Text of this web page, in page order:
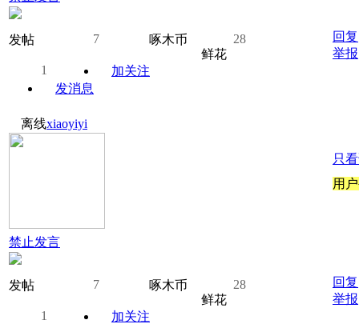
发帖 7 啄木币
28
鲜花
1
加关注
发消息
回复
举报
离线xiaoyiyi
禁止发言
发帖 7 啄木币
28
鲜花
1
加关注
只
用
回复
举报